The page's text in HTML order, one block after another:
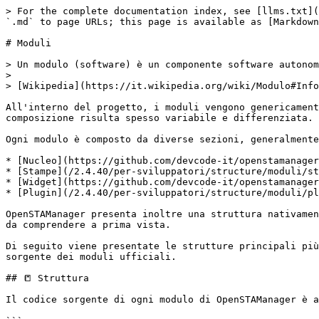
> For the complete documentation index, see [llms.txt](https://docs.openstamanager.com/llms.txt). Markdown versions of documentation pages are available by appending `.md` to page URLs; this page is available as [Markdown](https://docs.openstamanager.com/2.4.40/per-sviluppatori/structure/moduli.md).

# Moduli

> Un modulo (software) è un componente software autonomo e ben identificato, e quindi facilmente riusabile.
>
> [Wikipedia](https://it.wikipedia.org/wiki/Modulo#Informatica)

All'interno del progetto, i moduli vengono genericamente definiti quali sistemi di gestione delle funzionalità del gestionale; proprio per questo, la loro struttura e composizione risulta spesso variabile e differenziata.

Ogni modulo è composto da diverse sezioni, generalmente suddivise in:

* [Nucleo](https://github.com/devcode-it/openstamanager-docs/blob/master/contribuire/structure/broken-reference/README.md);
* [Stampe](/2.4.40/per-sviluppatori/structure/moduli/stampe.md);
* [Widget](https://github.com/devcode-it/openstamanager-docs/blob/master/contribuire/structure/broken-reference/README.md);
* [Plugin](/2.4.40/per-sviluppatori/structure/moduli/plugin.md).

OpenSTAManager presenta inoltre una struttura nativamente predisposta alla personalizzazione delle funzioni principali, il che rende il progetto ancora più complicato da comprendere a prima vista.

Di seguito viene presentate le strutture principali più comuni supportate dal gestionale; per ulteriori approfondimenti, si consiglia di controllare il codice sorgente dei moduli ufficiali.

## 📒 Struttura

Il codice sorgente di ogni modulo di OpenSTAManager è all'interno di un percorso univoco all'interno della cartella **modules**.

```
.
└── modules
    └── {modulo}
       └── ajax
          ├── complete.php
          ├── search.php
          └── select.php
       └── modals
          └── {modal}.php
       └── plugins
          └── {plugin}.php
       └── src
          └── {object}.php
       ├── actions.php
       ├── add.php
       ├── bulk.php
       ├── buttons.php
       ├── controller_after.php
       ├── controller_before.php
       ├── edit.php
       ├── init.php
       ├── modutil.php
       ├── validation.php
       └── variables.php
       
Il nome dei file contenenti le parentesi graffe {} possono assumere qualsiasi valore.
```

Il gestionale supporta in modo nativo questa struttura, che può essere ampliata e personalizzata secondo le proprie necessità: si consiglia pertanto di analizzare i moduli **Iva**, **Dashboard** e **Contratti** per esempi di diversa complessità.

{% hint style="warning" %}
**Attenzione**: la presenza dei file sopra indicati è necessaria esclusivamente per i *moduli fisici*, cioè moduli che presentano la necessità di interagire con il codice sorgente e modificare i dati del gestionale. Per moduli presenti esclusivamente a livello di database (per sempio, **Movimenti**), si veda la sezione [Database](#database).
{% endhint %}

### 📒 ajax/complete.php

Il file `ajax/complete.php` contiene diversi template HTML che fanno riferimento al modulo e sono gestiti tramite  il parametro `op` che permette di identificare quale template viene richiesto.

Questi template possono essere richiamati da